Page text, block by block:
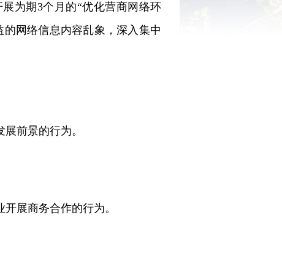
为期3个月的“优化营商网络环
网络信息内容乱象，深入集中
前景的行为。
展商务合作的行为。